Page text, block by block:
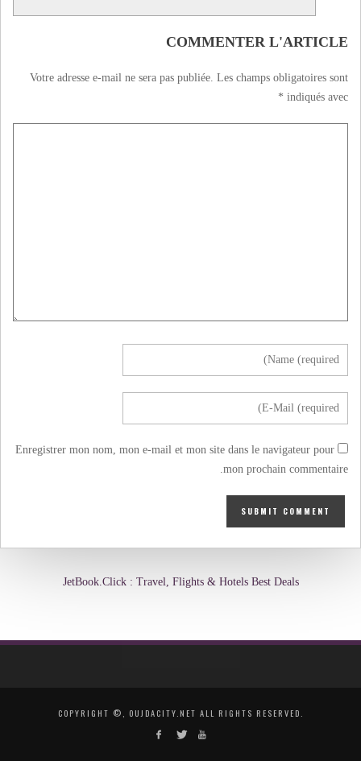
COMMENTER L'ARTICLE
Votre adresse e-mail ne sera pas publiée. Les champs obligatoires sont
indiqués avec
*
Enregistrer mon nom, mon e-mail et mon site dans le navigateur pour
mon prochain commentaire.
JetBook.Click : Travel, Flights & Hotels Best Deals
COPYRIGHT ©, OUJDACITY.NET ALL RIGHTS RESERVED.